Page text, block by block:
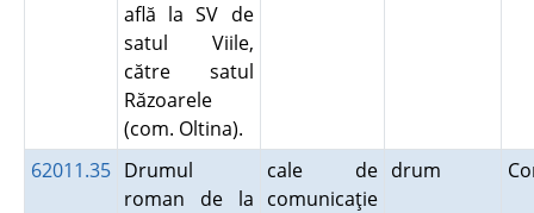
află la SV de
satul Viile,
către satul
Răzoarele
(com. Oltina).
62011.35 Drumul
roman de la
cale de
comunicaţie
drum